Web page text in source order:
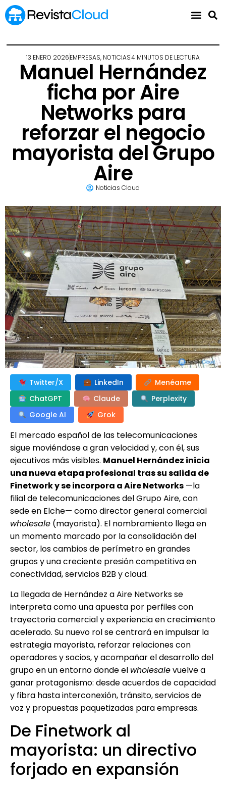
13 ENERO 2026EMPRESAS, NOTICIAS4 MINUTOS DE LECTURA
Manuel Hernández
ficha por Aire
Networks para
reforzar el negocio
mayorista del Grupo
Aire
Noticias Cloud
Twitter/X LinkedIn
Menéame
ChatGPT
Claude
Perplexity
Google AI
Grok
El mercado español de las telecomunicaciones
sigue moviéndose a gran velocidad y, con él, sus
ejecutivos más visibles. Manuel Hernández inicia
una nueva etapa profesional tras su salida de
Finetwork y se incorpora a Aire Networks —la
filial de telecomunicaciones del Grupo Aire, con
sede en Elche— como director general comercial
wholesale (mayorista). El nombramiento llega en
un momento marcado por la consolidación del
sector, los cambios de perímetro en grandes
grupos y una creciente presión competitiva en
conectividad, servicios B2B y cloud.
La llegada de Hernández a Aire Networks se
interpreta como una apuesta por perfiles con
trayectoria comercial y experiencia en crecimiento
acelerado. Su nuevo rol se centrará en impulsar la
estrategia mayorista, reforzar relaciones con
operadores y socios, y acompañar el desarrollo del
grupo en un entorno donde el wholesalevuelve a
ganar protagonismo: desde acuerdos de capacidad
y fibra hasta interconexión, tránsito, servicios de
voz y propuestas paquetizadas para empresas.
De Finetwork al
mayorista: un directivo
forjado en expansión